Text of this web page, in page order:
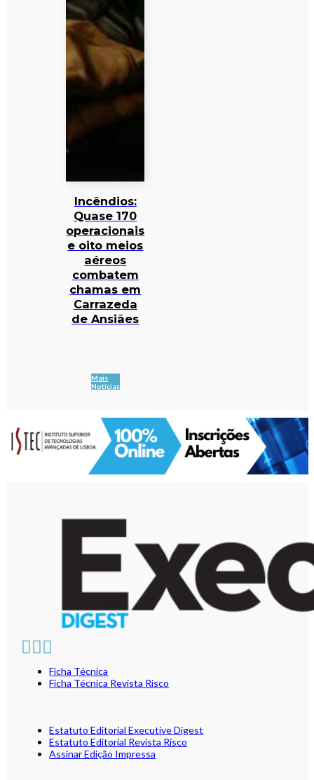
Incêndios:
Quase 170
operacionais
e oito meios
aéreos
combatem
chamas em
Carrazeda
de Ansiães
Mais
Notícias
Ficha Técnica
Ficha Técnica Revista Risco
Estatuto Editorial Executive Digest
Estatuto Editorial Revista Risco
Assinar Edição Impressa